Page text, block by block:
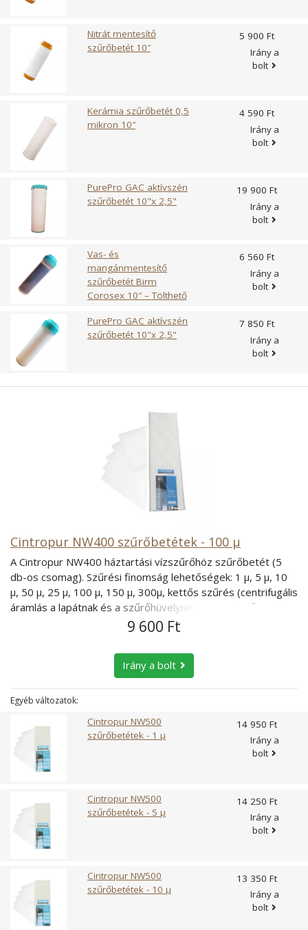
Nitrát mentesítő
szűrőbetét 10″
5 900 Ft
Irány a
bolt
Kerámia szűrőbetét 0,5
mikron 10″
4 590 Ft
Irány a
bolt
PurePro GAC aktívszén
szűrőbetét 10"x 2,5"
19 900 Ft
Irány a
bolt
Vas- és
mangánmentesítő
szűrőbetét Birm
Corosex 10″ – Tölthető
6 560 Ft
Irány a
bolt
PurePro GAC aktívszén
szűrőbetét 10"x 2,5"
7 850 Ft
Irány a
bolt
Cintropur NW400 szűrőbetétek - 100 µ
A Cintropur NW400 háztartási vízszűrőhöz szűrőbetét (5
db-os csomag). Szűrési finomság lehetőségek: 1 µ, 5 µ, 10
µ, 50 µ, 25 µ, 100 µ, 150 µ, 300µ, kettős szűrés (centrifugális
áramlás a lapátnak és a szűrőhüvelynek köszönhetően)
szűrés gyakorlatilag felhalmozódás nélkül alacsony
választéka a szűrési finomságnak, 5 és 300 mikron között a
tömítés garantált az O-gyűrű rendszernek köszönhetően
köszönhetően Nem mosható: 1 µ, 5 µ, 10 µ, 50 µ, 25 µ, 100
9 600 Ft
Irány a bolt
Egyéb változatok:
Cintropur NW500
szűrőbetétek - 1 µ
14 950 Ft
Irány a
bolt
Cintropur NW500
szűrőbetétek - 5 µ
14 250 Ft
Irány a
bolt
Cintropur NW500
szűrőbetétek - 10 µ
13 350 Ft
Irány a
bolt